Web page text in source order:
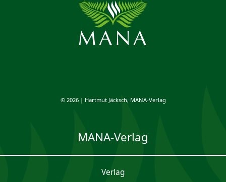
© 2026 | Hartmut Jäcksch, MANA-Verlag
MANA-Verlag
Verlag